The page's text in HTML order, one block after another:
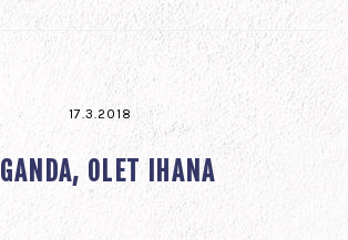
17.3.2018
OLET IHANA